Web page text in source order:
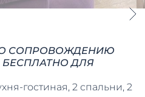
СОПРОВОЖДЕНИЮ
ДЛЯ
гостиная, 2 спальни, 2